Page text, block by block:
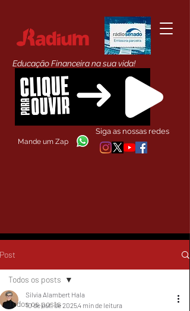
Educação Financeira na sua vida!
Siga as nossas redes
Mande um Zap
Post
Todos os posts
Todos os posts
Silvia Alambert Hala
10 de out. de 20254 min de leitura